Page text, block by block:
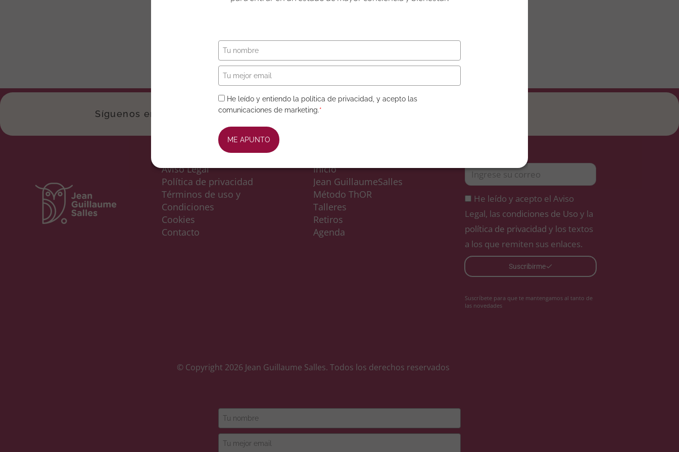
267,00€ 197,00€ + IVA (España y
Síguenos en las Redes
Aviso Legal
Política de privacidad
Términos de uso y
Condiciones
Cookies
Contacto
Inicio
Jean GuillaumeSalles
Método ThOR
Talleres
Retiros
Agenda
He leído y acepto el Aviso
Legal, las condiciones de Uso y la
política de privacidad y los textos
a los que remiten sus enlaces.
Suscribirme
Suscríbete para que te mantengamos al tanto de
las novedades
© Copyright 2026 Jean Guillaume Salles. Todos los derechos reservados
He leído y entiendo la política de privacidad, y acepto las
comunicaciones de marketing.*
ME APUNTO